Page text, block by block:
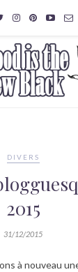
DIVERS
2015
31/12/2015
à nouveau